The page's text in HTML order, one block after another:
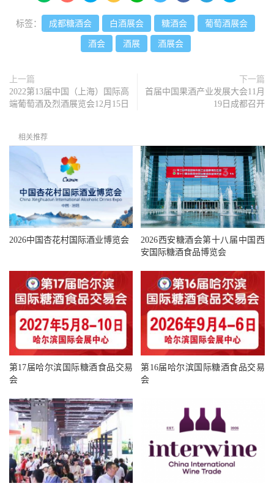
标签： 成都糖酒会 白酒展会 糖酒会 葡萄酒展会
酒会 酒展 酒展会
上一篇
2022第13届中国（上海）国际高
端葡萄酒及烈酒展览会12月15日
下一篇
首届中国果酒产业发展大会11月
19日成都召开
相关推荐
2026中国杏花村国际酒业博览会
2026西安糖酒会第十八届中国西
安国际糖酒食品博览会
第17届哈尔滨国际糖酒食品交易
会
第16届哈尔滨国际糖酒食品交易
会